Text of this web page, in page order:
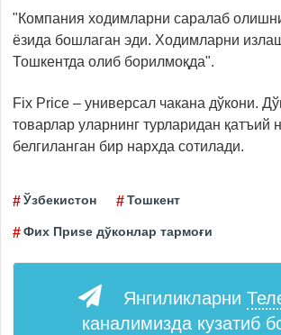
"Компания ходимларни саралаб
ёзида бошлаган эди. Ходимларни
Тошкентда олиб борилмоқда".
Fix Price – универсал чакана дўкони.
товарлар уларнинг турларидан қатъий
белгиланган бир нархда сотилади.
Ўзбекистон Тошкент
Фих Приsе дўконлар тармоғи
Янгиликларни
каналимизда кузатиб